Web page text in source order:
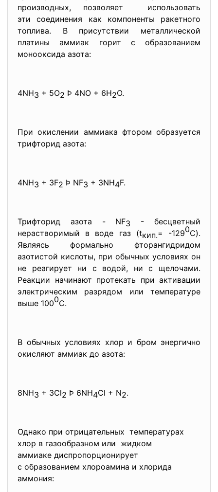
производных, позволяет использовать
эти соединения как компоненты ракетного
топлива. В присутствии металлической
платины аммиак горит с образованием
монооксида азота:
4NH3 + 5O2 Þ 4NO + 6H2O.
При окислении аммиака фтором образуется
трифторид азота:
4NH3 + 3F2 Þ NF3 + 3NH4F.
Трифторид азота - NF3 - бесцветный
нерастворимый в воде газ (tкип.= -1290C).
Являясь формально фторангидридом
азотистой кислоты, при обычных условиях он
не реагирует ни с водой, ни с щелочами.
Реакции начинают протекать при активации
электрическим разрядом или температуре
выше 1000С.
В обычных условиях хлор и бром энергично
окисляют аммиак до азота:
8NH3 + 3Cl2 Þ 6NH4Cl + N2.
Однако при отрицательных температурах
хлор в газообразном или жидком
аммиаке диспропорционирует
с образованием хлороамина и хлорида
аммония: